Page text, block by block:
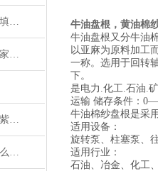
电厂用石墨盘根垫圈，石墨填料环执行标准
天然气管道用木支座专业厂家应用
高品质紫铜密封垫片，齿形紫铜垫圈应用范围
浸油黑白高水基盘根用在什么机械上好
牛油盘根，黄油棉
牛油盘根又分牛油
以亚麻为原料加工
一称。选用于回转
下。
是电力.化工.石油.
运输 储存条件：
牛油棉纱盘根是采
适用设备：
旋转泵、柱塞泵、
适用行业：
石油、冶金、化工